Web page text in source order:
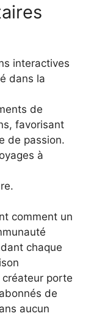
interactives
dans la
de
favorisant
de passion.
à
comment un
chaque
créateur porte
de
aucun